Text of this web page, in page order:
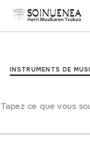
INSTRUMENTS DE
Tapez ce que vous
Type d'instrument